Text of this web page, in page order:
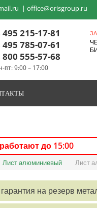
|office@orisgroup.ru
495 215-17-81
495 785-07-61
800 555-57-68
пт: 9:00 – 17:00
ЗА
до 15:00
Лист алюминиевый Лист
на резерв